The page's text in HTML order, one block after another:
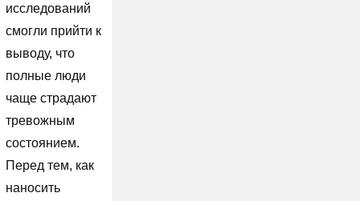
исследований
смогли прийти к
выводу, что
полные люди
чаще страдают
тревожным
состоянием.
Перед тем, как
наносить